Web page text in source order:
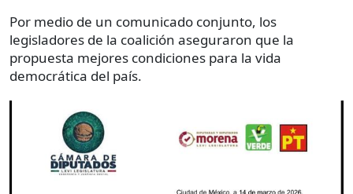
Por medio de un comunicado conjunto, los
legisladores de la coalición aseguraron que la
propuesta mejores condiciones para la vida
democrática del país.